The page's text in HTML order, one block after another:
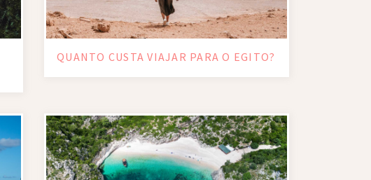
QUANTO CUSTA VIAJAR PARA O EGITO?